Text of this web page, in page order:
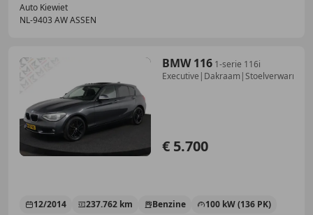
Auto Kiewiet
NL-9403 AW ASSEN
BMW 116 1-serie 116i
Executive|Dakraam|Stoelverwarming
€ 5.700
12/2014 237.762 km Benzine 100 kW (136 PK)